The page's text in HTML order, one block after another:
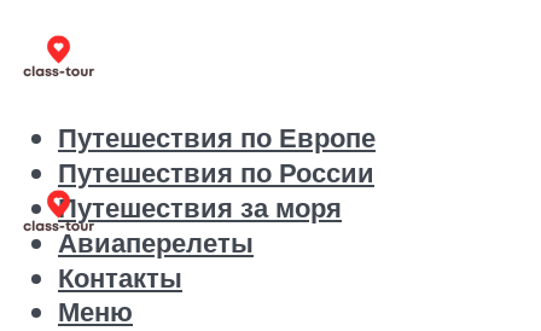
Путешествия по Европе
Путешествия по России
Путешествия за моря
Авиаперелеты
Контакты
Меню